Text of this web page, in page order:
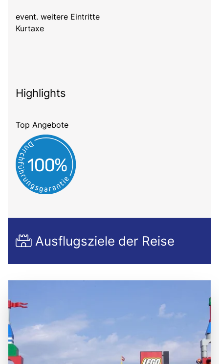
event. weitere Eintritte
Kurtaxe
Highlights
Top Angebote
Ausflugsziele der Reise